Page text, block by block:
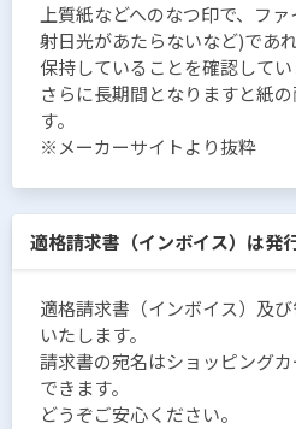
上質紙などへのなつ印で、フ
射日光があたらないなど)であ
保持していることを確認してい
さらに長期間となりますと紙
す。
※メーカーサイトより抜粋
適格請求書（インボイス）は発
適格請求書（インボイス）及
いたします。
請求書の宛名はショッピング
できます。
どうぞご安心ください。